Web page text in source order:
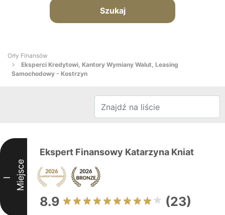
Szukaj
Orły Finansów
Eksperci Kredytowi, Kantory Wymiany Walut, Leasing
Samochodowy - Kostrzyn
I Miejsce
Ekspert Finansowy Katarzyna Kniat
8.9 (23)